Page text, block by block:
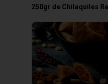
250gr de Chilaquiles